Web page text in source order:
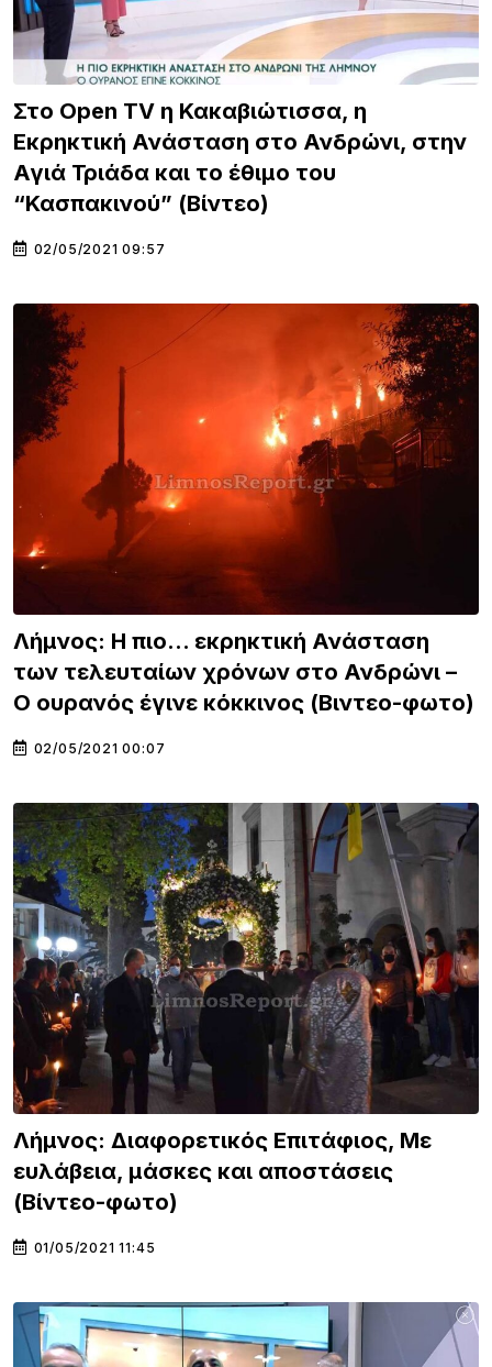
Στο Οpen TV η Κακαβιώτισσα, η
Εκρηκτική Ανάσταση στο Ανδρώνι, στην
Αγιά Τριάδα και το έθιμο του
“Κασπακινού” (Βίντεο)
02/05/2021 09:57
Λήμνος: Η πιο… εκρηκτική Ανάσταση
των τελευταίων χρόνων στο Ανδρώνι –
Ο ουρανός έγινε κόκκινος (Bιντεο-φωτο)
02/05/2021 00:07
Λήμνος: Διαφορετικός Επιτάφιος, Με
ευλάβεια, μάσκες και αποστάσεις
(Βίντεο-φωτο)
01/05/2021 11:45